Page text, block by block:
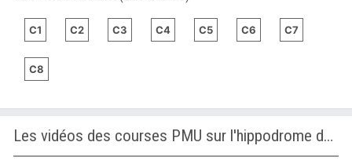
C1 C2 C3 C4 C5 C6 C7
C8
Les vidéos des courses PMU sur l'hippodrome de FAIRVIEW